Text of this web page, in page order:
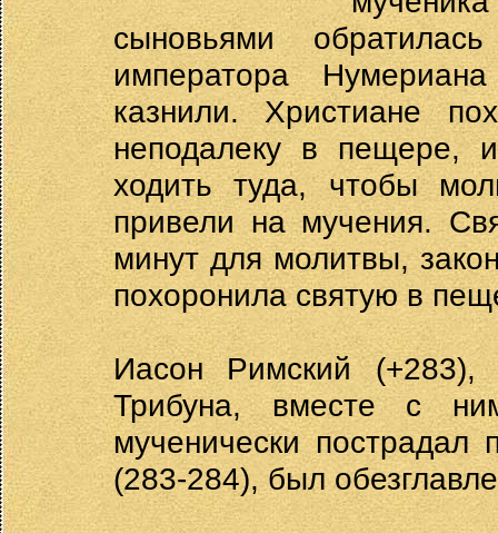
сыновьями
императора
казнили. Христиане
неподалеку в пещере,
ходить туда, чтобы
привели на мучения.
минут для молитвы,
похоронила святую в
Иасон Римский (+283),
Трибуна, вместе с
мученически пострадал
(283-284), был